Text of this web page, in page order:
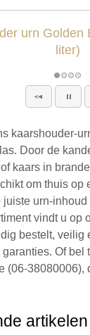
kaarshouder-
Door de
kaars in
om thuis op
juiste urn-
vindt u op
bestelt, veilig
garanties. Of
(06-38080006),
artikelen